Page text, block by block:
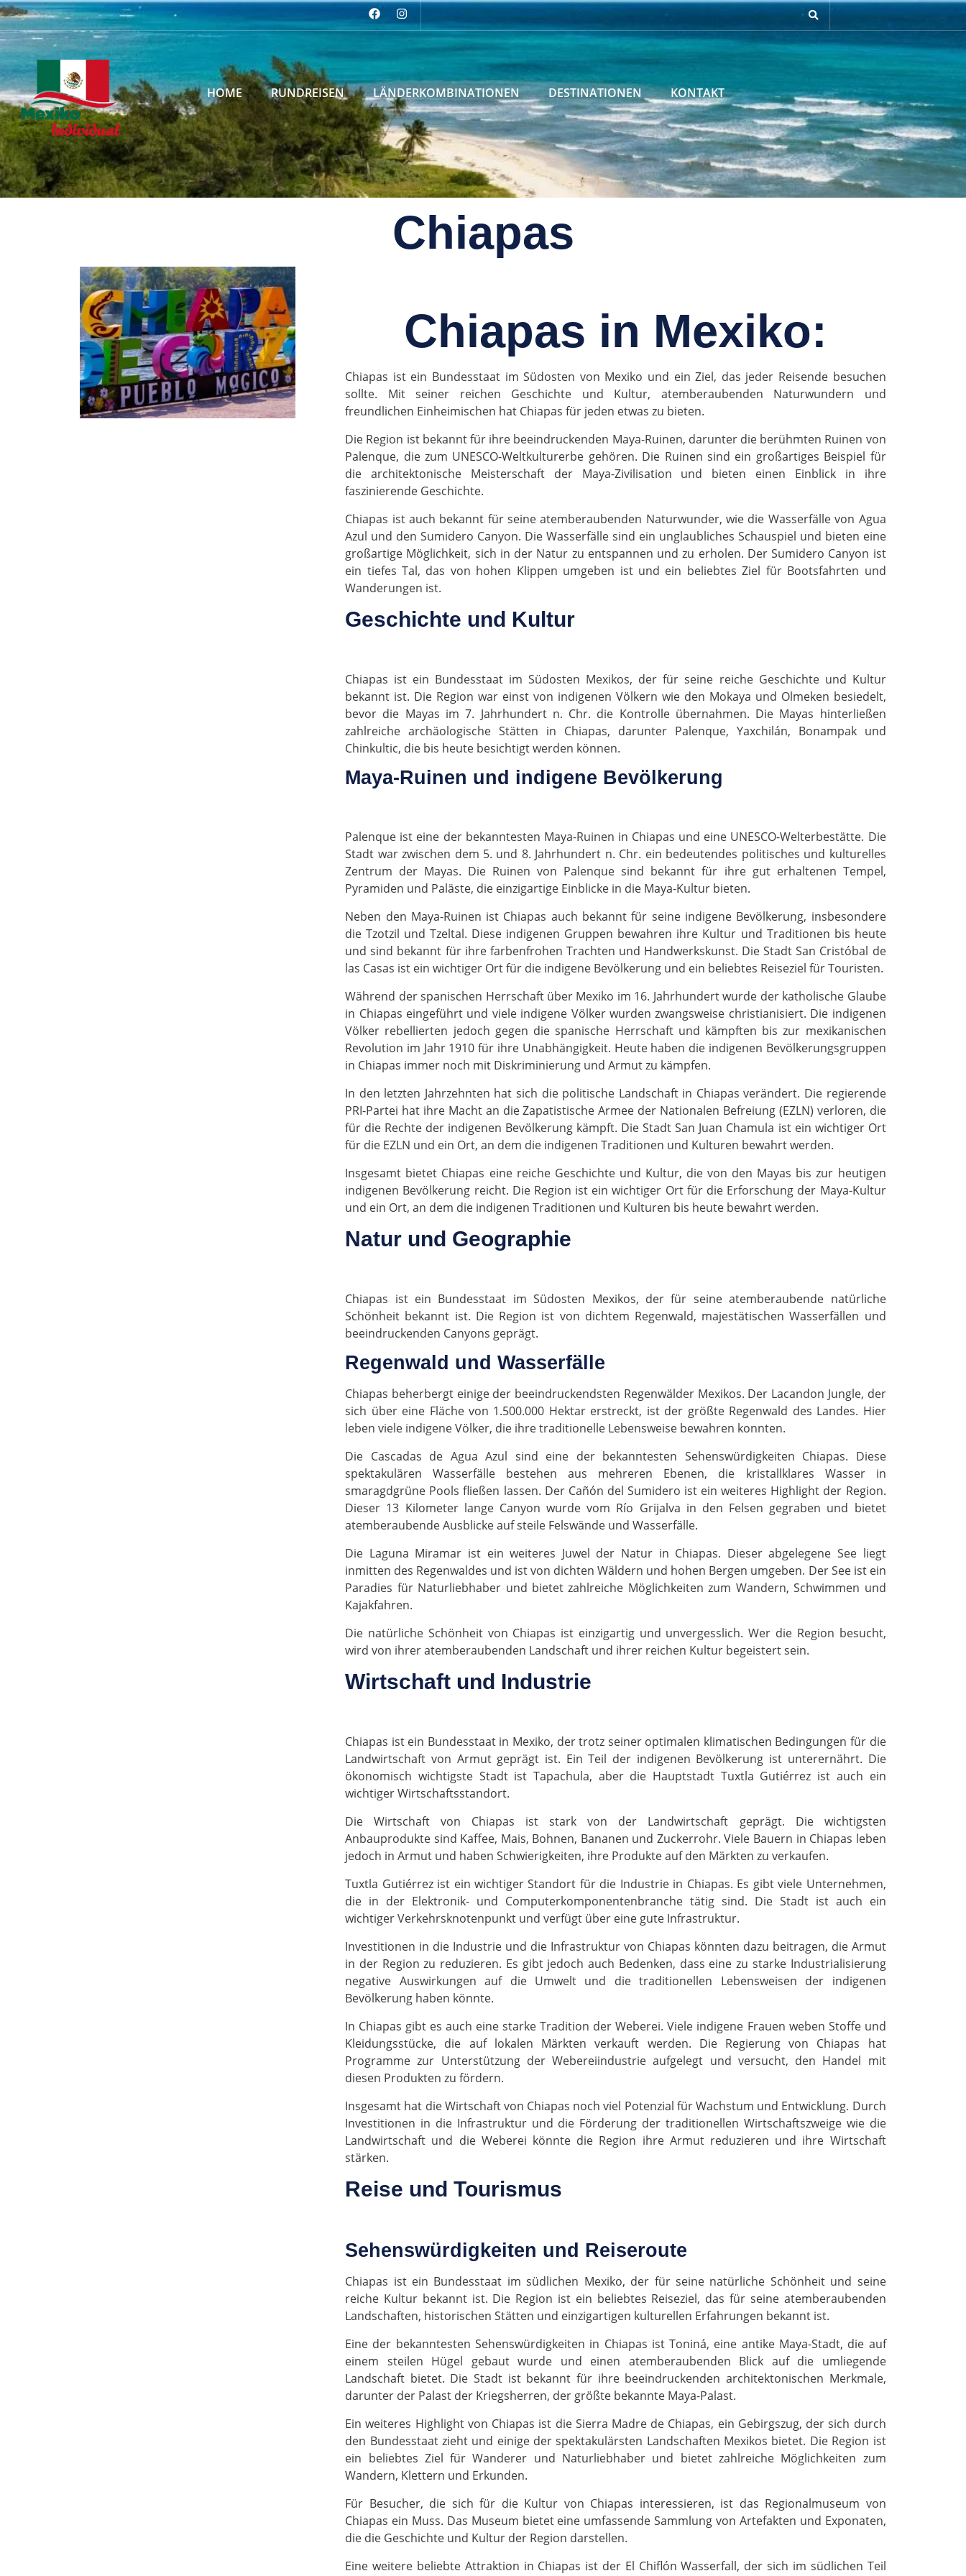
HOME RUNDREISEN LÄNDERKOMBINATIONEN DESTINATIONEN KONTAKT
Chiapas
Chiapas in Mexiko:
Chiapas ist ein Bundesstaat im Südosten von Mexiko und ein Ziel, das jeder Reisende besuchen
sollte. Mit seiner reichen Geschichte und Kultur, atemberaubenden Naturwundern und
freundlichen Einheimischen hat Chiapas für jeden etwas zu bieten.
Die Region ist bekannt für ihre beeindruckenden Maya-Ruinen, darunter die berühmten Ruinen von
Palenque, die zum UNESCO-Weltkulturerbe gehören. Die Ruinen sind ein großartiges Beispiel für
die architektonische Meisterschaft der Maya-Zivilisation und bieten einen Einblick in ihre
faszinierende Geschichte.
Chiapas ist auch bekannt für seine atemberaubenden Naturwunder, wie die Wasserfälle von Agua
Azul und den Sumidero Canyon. Die Wasserfälle sind ein unglaubliches Schauspiel und bieten eine
großartige Möglichkeit, sich in der Natur zu entspannen und zu erholen. Der Sumidero Canyon ist
ein tiefes Tal, das von hohen Klippen umgeben ist und ein beliebtes Ziel für Bootsfahrten und
Wanderungen ist.
Geschichte und Kultur
Chiapas ist ein Bundesstaat im Südosten Mexikos, der für seine reiche Geschichte und Kultur
bekannt ist. Die Region war einst von indigenen Völkern wie den Mokaya und Olmeken besiedelt,
bevor die Mayas im 7. Jahrhundert n. Chr. die Kontrolle übernahmen. Die Mayas hinterließen
zahlreiche archäologische Stätten in Chiapas, darunter Palenque, Yaxchilán, Bonampak und
Chinkultic, die bis heute besichtigt werden können.
Maya-Ruinen und indigene Bevölkerung
Palenque ist eine der bekanntesten Maya-Ruinen in Chiapas und eine UNESCO-Welterbestätte. Die
Stadt war zwischen dem 5. und 8. Jahrhundert n. Chr. ein bedeutendes politisches und kulturelles
Zentrum der Mayas. Die Ruinen von Palenque sind bekannt für ihre gut erhaltenen Tempel,
Pyramiden und Paläste, die einzigartige Einblicke in die Maya-Kultur bieten.
Neben den Maya-Ruinen ist Chiapas auch bekannt für seine indigene Bevölkerung, insbesondere
die Tzotzil und Tzeltal. Diese indigenen Gruppen bewahren ihre Kultur und Traditionen bis heute
und sind bekannt für ihre farbenfrohen Trachten und Handwerkskunst. Die Stadt San Cristóbal de
las Casas ist ein wichtiger Ort für die indigene Bevölkerung und ein beliebtes Reiseziel für Touristen.
Während der spanischen Herrschaft über Mexiko im 16. Jahrhundert wurde der katholische Glaube
in Chiapas eingeführt und viele indigene Völker wurden zwangsweise christianisiert. Die indigenen
Völker rebellierten jedoch gegen die spanische Herrschaft und kämpften bis zur mexikanischen
Revolution im Jahr 1910 für ihre Unabhängigkeit. Heute haben die indigenen Bevölkerungsgruppen
in Chiapas immer noch mit Diskriminierung und Armut zu kämpfen.
In den letzten Jahrzehnten hat sich die politische Landschaft in Chiapas verändert. Die regierende
PRI-Partei hat ihre Macht an die Zapatistische Armee der Nationalen Befreiung (EZLN) verloren, die
für die Rechte der indigenen Bevölkerung kämpft. Die Stadt San Juan Chamula ist ein wichtiger Ort
für die EZLN und ein Ort, an dem die indigenen Traditionen und Kulturen bewahrt werden.
Insgesamt bietet Chiapas eine reiche Geschichte und Kultur, die von den Mayas bis zur heutigen
indigenen Bevölkerung reicht. Die Region ist ein wichtiger Ort für die Erforschung der Maya-Kultur
und ein Ort, an dem die indigenen Traditionen und Kulturen bis heute bewahrt werden.
Natur und Geographie
Chiapas ist ein Bundesstaat im Südosten Mexikos, der für seine atemberaubende natürliche
Schönheit bekannt ist. Die Region ist von dichtem Regenwald, majestätischen Wasserfällen und
beeindruckenden Canyons geprägt.
Regenwald und Wasserfälle
Chiapas beherbergt einige der beeindruckendsten Regenwälder Mexikos. Der Lacandon Jungle, der
sich über eine Fläche von 1.500.000 Hektar erstreckt, ist der größte Regenwald des Landes. Hier
leben viele indigene Völker, die ihre traditionelle Lebensweise bewahren konnten.
Die Cascadas de Agua Azul sind eine der bekanntesten Sehenswürdigkeiten Chiapas. Diese
spektakulären Wasserfälle bestehen aus mehreren Ebenen, die kristallklares Wasser in
smaragdgrüne Pools fließen lassen. Der Cañón del Sumidero ist ein weiteres Highlight der Region.
Dieser 13 Kilometer lange Canyon wurde vom Río Grijalva in den Felsen gegraben und bietet
atemberaubende Ausblicke auf steile Felswände und Wasserfälle.
Die Laguna Miramar ist ein weiteres Juwel der Natur in Chiapas. Dieser abgelegene See liegt
inmitten des Regenwaldes und ist von dichten Wäldern und hohen Bergen umgeben. Der See ist ein
Paradies für Naturliebhaber und bietet zahlreiche Möglichkeiten zum Wandern, Schwimmen und
Kajakfahren.
Die natürliche Schönheit von Chiapas ist einzigartig und unvergesslich. Wer die Region besucht,
wird von ihrer atemberaubenden Landschaft und ihrer reichen Kultur begeistert sein.
Wirtschaft und Industrie
Chiapas ist ein Bundesstaat in Mexiko, der trotz seiner optimalen klimatischen Bedingungen für die
Landwirtschaft von Armut geprägt ist. Ein Teil der indigenen Bevölkerung ist unterernährt. Die
ökonomisch wichtigste Stadt ist Tapachula, aber die Hauptstadt Tuxtla Gutiérrez ist auch ein
wichtiger Wirtschaftsstandort.
Die Wirtschaft von Chiapas ist stark von der Landwirtschaft geprägt. Die wichtigsten
Anbauprodukte sind Kaffee, Mais, Bohnen, Bananen und Zuckerrohr. Viele Bauern in Chiapas leben
jedoch in Armut und haben Schwierigkeiten, ihre Produkte auf den Märkten zu verkaufen.
Tuxtla Gutiérrez ist ein wichtiger Standort für die Industrie in Chiapas. Es gibt viele Unternehmen,
die in der Elektronik- und Computerkomponentenbranche tätig sind. Die Stadt ist auch ein
wichtiger Verkehrsknotenpunkt und verfügt über eine gute Infrastruktur.
Investitionen in die Industrie und die Infrastruktur von Chiapas könnten dazu beitragen, die Armut
in der Region zu reduzieren. Es gibt jedoch auch Bedenken, dass eine zu starke Industrialisierung
negative Auswirkungen auf die Umwelt und die traditionellen Lebensweisen der indigenen
Bevölkerung haben könnte.
In Chiapas gibt es auch eine starke Tradition der Weberei. Viele indigene Frauen weben Stoffe und
Kleidungsstücke, die auf lokalen Märkten verkauft werden. Die Regierung von Chiapas hat
Programme zur Unterstützung der Webereiindustrie aufgelegt und versucht, den Handel mit
diesen Produkten zu fördern.
Insgesamt hat die Wirtschaft von Chiapas noch viel Potenzial für Wachstum und Entwicklung. Durch
Investitionen in die Infrastruktur und die Förderung der traditionellen Wirtschaftszweige wie die
Landwirtschaft und die Weberei könnte die Region ihre Armut reduzieren und ihre Wirtschaft
stärken.
Reise und Tourismus
Sehenswürdigkeiten und Reiseroute
Chiapas ist ein Bundesstaat im südlichen Mexiko, der für seine natürliche Schönheit und seine
reiche Kultur bekannt ist. Die Region ist ein beliebtes Reiseziel, das für seine atemberaubenden
Landschaften, historischen Stätten und einzigartigen kulturellen Erfahrungen bekannt ist.
Eine der bekanntesten Sehenswürdigkeiten in Chiapas ist Toniná, eine antike Maya-Stadt, die auf
einem steilen Hügel gebaut wurde und einen atemberaubenden Blick auf die umliegende
Landschaft bietet. Die Stadt ist bekannt für ihre beeindruckenden architektonischen Merkmale,
darunter der Palast der Kriegsherren, der größte bekannte Maya-Palast.
Ein weiteres Highlight von Chiapas ist die Sierra Madre de Chiapas, ein Gebirgszug, der sich durch
den Bundesstaat zieht und einige der spektakulärsten Landschaften Mexikos bietet. Die Region ist
ein beliebtes Ziel für Wanderer und Naturliebhaber und bietet zahlreiche Möglichkeiten zum
Wandern, Klettern und Erkunden.
Für Besucher, die sich für die Kultur von Chiapas interessieren, ist das Regionalmuseum von
Chiapas ein Muss. Das Museum bietet eine umfassende Sammlung von Artefakten und Exponaten,
die die Geschichte und Kultur der Region darstellen.
Eine weitere beliebte Attraktion in Chiapas ist der El Chiflón Wasserfall, der sich im südlichen Teil